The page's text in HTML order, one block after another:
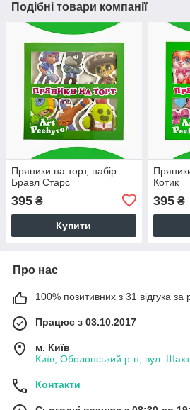
Подібні товари компанії
Пряники на торт, набір
Бравл Старс
395 ₴
Купити
Котик
395₴
Про нас
100% позитивних з 31 відгука за
Працює з 03.10.2017
м. Київ
Київ, Оболонський р-н, вул.
Контакти